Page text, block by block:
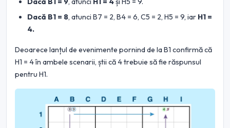
Dacă B1 = 8, atunci B7 = 2, B4 = 6, C5 = 2, H5 = 9, iar H1 =
4.
Deoarece lanțul de evenimente pornind de la B1 confirmă că
H1 = 4 în ambele scenarii, știi că 4 trebuie să fie răspunsul
pentru H1.